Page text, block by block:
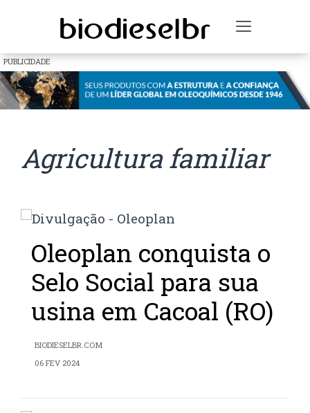
Toggle
PUBLICIDADE
Agricultura familiar
Oleoplan conquista o
Selo Social para sua
usina em Cacoal (RO)
BIODIESELBR.COM
06 FEV 2024